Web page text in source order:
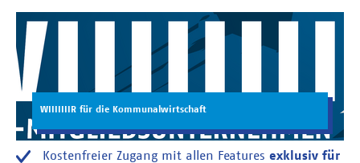
WIIIIIIIR für die Kommunalwirtschaft
Kostenfreier Zugang mit allen Features exklusiv für